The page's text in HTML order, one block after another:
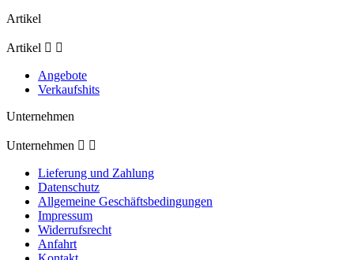
Artikel
Artikel  
Angebote
Verkaufshits
Unternehmen
Unternehmen  
Lieferung und Zahlung
Datenschutz
Allgemeine Geschäftsbedingungen
Impressum
Widerrufsrecht
Anfahrt